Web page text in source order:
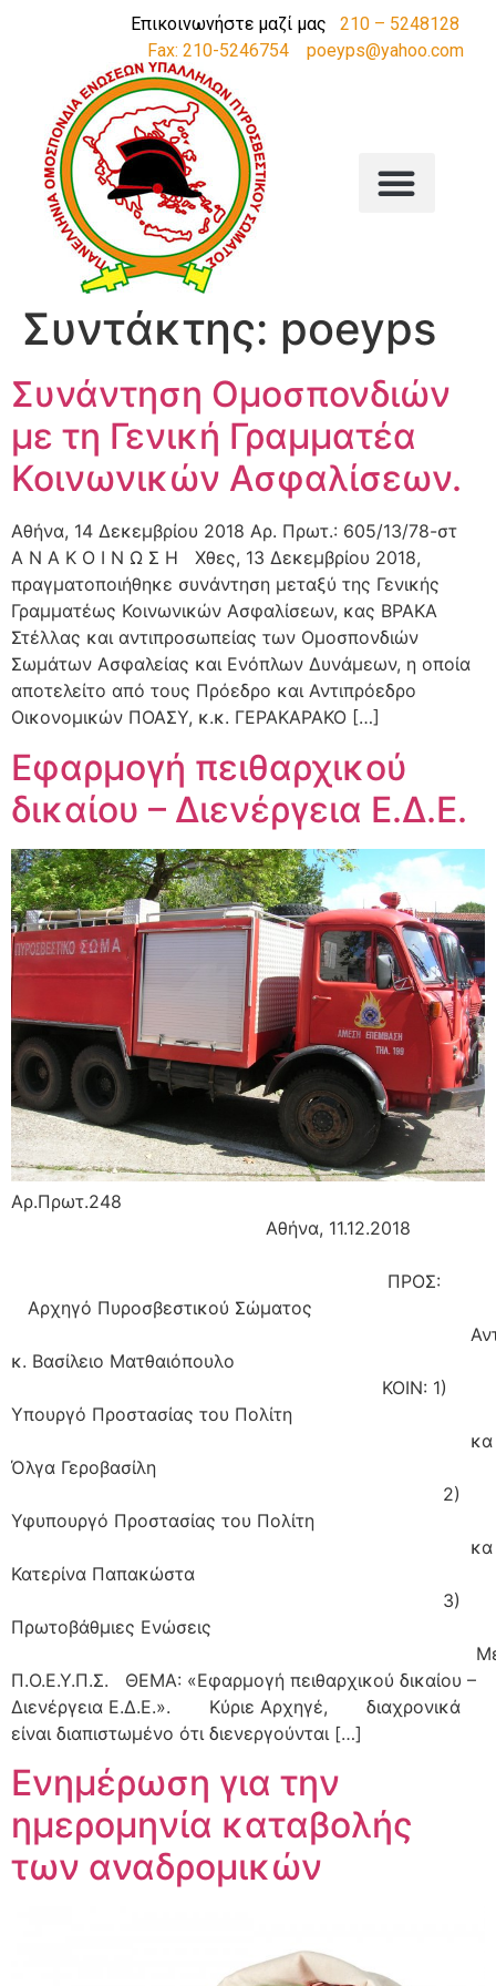
Επικοινωνήστε μαζί μας 210 – 5248128
Fax: 210-5246754
poeyps@yahoo.com
Συντάκτης: poeyps
Συνάντηση Ομοσπονδιών
με τη Γενική Γραμματέα
Κοινωνικών Ασφαλίσεων.
Αθήνα, 14 Δεκεμβρίου 2018 Αρ. Πρωτ.: 605/13/78-στ
Α Ν Α Κ Ο Ι Ν Ω Σ Η Χθες, 13 Δεκεμβρίου 2018,
πραγματοποιήθηκε συνάντηση μεταξύ της Γενικής
Γραμματέως Κοινωνικών Ασφαλίσεων, κας ΒΡΑΚΑ
Στέλλας και αντιπροσωπείας των Ομοσπονδιών
Σωμάτων Ασφαλείας και Ενόπλων Δυνάμεων, η οποία
αποτελείτο από τους Πρόεδρο και Αντιπρόεδρο
Οικονομικών ΠΟΑΣΥ, κ.κ. ΓΕΡΑΚΑΡΑΚΟ […]
Εφαρμογή πειθαρχικού
δικαίου – Διενέργεια Ε.Δ.Ε.
Αρ.Πρωτ.248
Αθήνα, 11.12.2018
ΠΡΟΣ:
Αρχηγό Πυροσβεστικού Σώματος
κ. Βασίλειο Ματθαιόπουλο
ΚΟΙΝ: 1)
Υπουργό Προστασίας του Πολίτη
κα
Όλγα Γεροβασίλη
2)
Υφυπουργό Προστασίας του Πολίτη
κα
Κατερίνα Παπακώστα
3)
Πρωτοβάθμιες Ενώσεις
Π.Ο.Ε.Υ.Π.Σ. ΘΕΜΑ: «Εφαρμογή πειθαρχικού δικαίου –
Διενέργεια Ε.Δ.Ε.». Κύριε Αρχηγέ, διαχρονικά
είναι διαπιστωμένο ότι διενεργούνται […]
Ενημέρωση για την
ημερομηνία καταβολής
των αναδρομικών